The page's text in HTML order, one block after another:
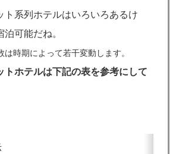
ト系列ホテルはいろいろあるけ
可能だね。
は時期によって若干変動します。
トホテルは下記の表を参考にして